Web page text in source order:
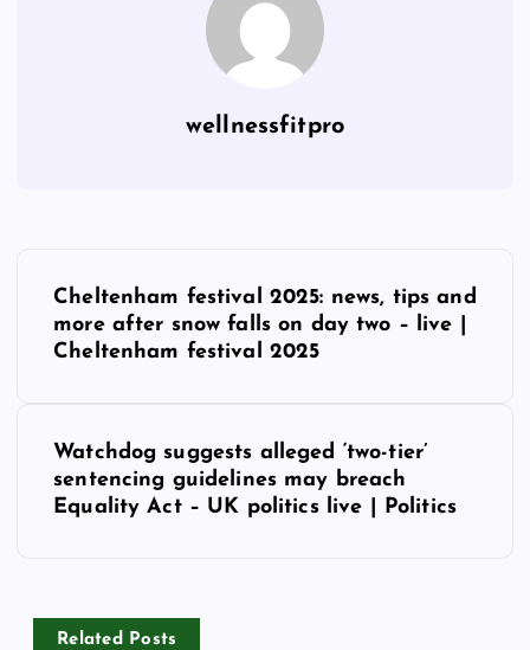
wellnessfitpro
v
Cheltenham festival 2025: news, tips and
more after snow falls on day two – live |
Cheltenham festival 2025
Watchdog suggests alleged ‘two-tier’
sentencing guidelines may breach
Equality Act – UK politics live | Politics
Related Posts